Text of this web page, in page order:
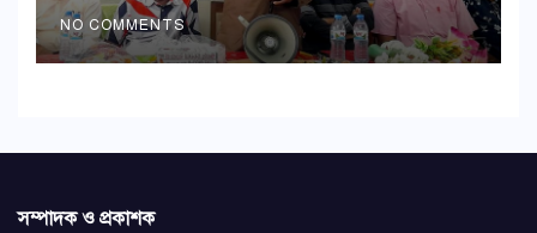
NO COMMENTS
সম্পাদক ও প্রকাশক